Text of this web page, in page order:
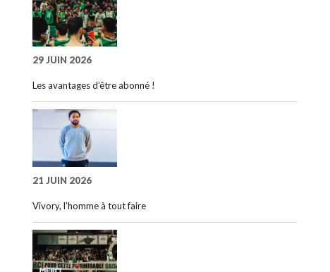
29 JUIN 2026
Les avantages d’être abonné !
21 JUIN 2026
Vivory, l’homme à tout faire